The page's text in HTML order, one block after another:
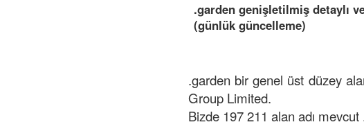
.garden genişletilmiş detaylı
(günlük güncelleme)
.garden bir genel üst düzey
Group Limited.
Bizde 197 211 alan adı